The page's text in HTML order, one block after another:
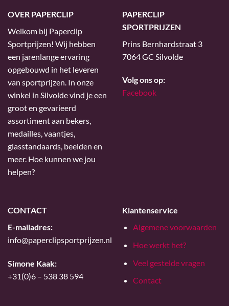
OVER PAPERCLIP
Welkom bij Paperclip
Sportprijzen! Wij hebben
een jarenlange ervaring
opgebouwd in het leveren
van sportprijzen. In onze
winkel in Silvolde vind je een
groot en gevarieerd
assortiment aan bekers,
medailles, vaantjes,
glasstandaards, beelden en
meer. Hoe kunnen we jou
helpen?
PAPERCLIP
SPORTPRIJZEN
Prins Bernhardstraat 3
7064 GC Silvolde
Volg ons op:
Facebook
CONTACT
E-mailadres:
info@paperclipsportprijzen.nl
Simone Kaak:
+31(0)6 – 538 38 594
Klantenservice
Algemene voorwaarden
Hoe werkt het?
Veel gestelde vragen
Contact